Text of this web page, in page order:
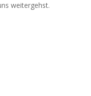
weitergehst.